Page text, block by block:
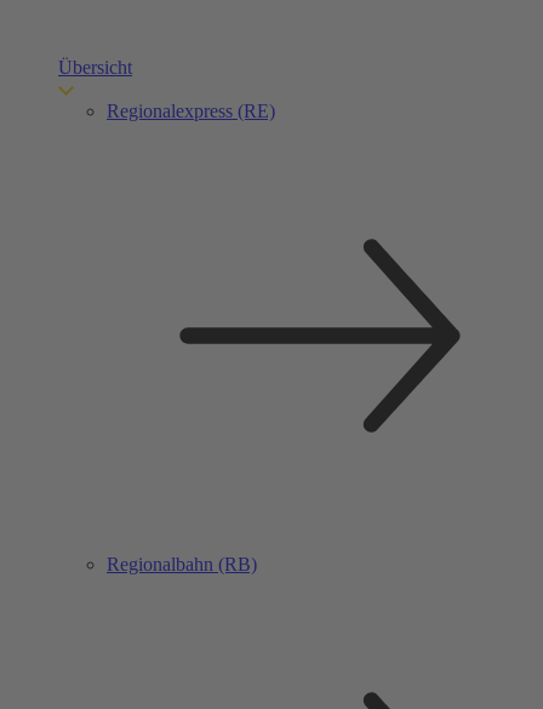
Übersicht
Regionalexpress (RE)
Regionalbahn (RB)